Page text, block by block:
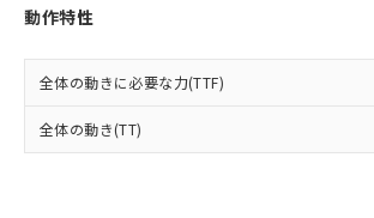
動作特性
全体の動きに必要な力(TTF)
全体の動き(TT)
および当社の共同利用者が、
品・サービスに関するお客様
をご了承ください。
※当社の共同利用者とは、"
下記の非含有証明書をダウンロード
とができます。
EU RoHS指令（10物質）の非含有